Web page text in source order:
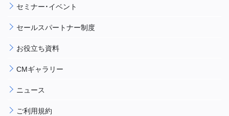
セミナー・イベント
セールスパートナー制度
お役立ち資料
CMギャラリー
ニュース
ご利用規約